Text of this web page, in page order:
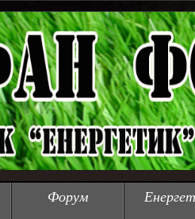
Форум